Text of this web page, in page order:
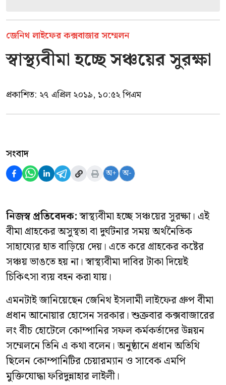
জেনিথ লাইফের কক্সবাজার সম্মেলন
স্বাস্থ্যবীমা হচ্ছে সঞ্চয়ের সুরক্ষা
প্রকাশিত: ২৭ এপ্রিল ২০১৯, ১০:৫২ পিএম
সংবাদ
অ+ অ-
নিজস্ব প্রতিবেদক:স্বাস্থ্যবীমা হচ্ছে সঞ্চয়ের সুরক্ষা। এই
বীমা গ্রাহকের অসুস্থতা বা দুর্ঘটনার সময় অর্থনৈতিক
সাহায্যের হাত বাড়িয়ে দেয়। এতে করে গ্রাহকের কষ্টের
সঞ্চয় ভাঙতে হয় না। স্বাস্থ্যবীমা দাবির টাকা দিয়েই
চিকিৎসা ব্যয় বহন করা যায়।
এমনটাই জানিয়েছেন জেনিথ ইসলামী লাইফের গ্রুপ বীমা
প্রধান আনোয়ার হোসেন সরকার। শুক্রবার কক্সবাজারের
লং বীচ হোটেলে কোম্পানির সফল কর্মকর্তাদের উন্নয়ন
সম্মেলনে তিনি এ কথা বলেন। অনুষ্ঠানে প্রধান অতিথি
ছিলেন কোম্পানিটির চেয়ারম্যান ও সাবেক এমপি
মুক্তিযোদ্ধা ফরিদুন্নাহার লাইলী।